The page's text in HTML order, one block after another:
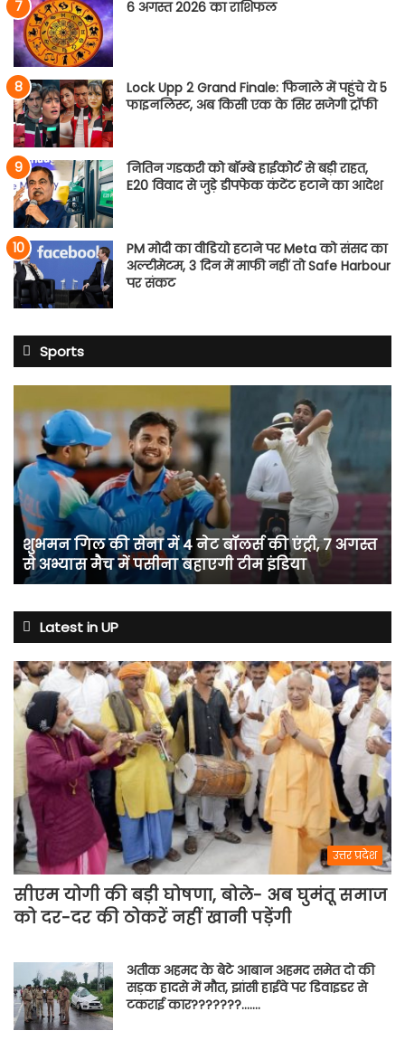
6 अगस्त 2026 का राशिफल
Lock Upp 2 Grand Finale: फिनाले में पहुंचे ये 5
फाइनलिस्ट, अब किसी एक के सिर सजेगी ट्रॉफी
नितिन गडकरी को बॉम्बे हाईकोर्ट से बड़ी राहत,
E20 विवाद से जुड़े डीपफेक कंटेंट हटाने का आदेश
PM मोदी का वीडियो हटाने पर Meta को संसद का
अल्टीमेटम, 3 दिन में माफी नहीं तो Safe Harbour
पर संकट
Sports
गिल
की
में
4
नेट
बॉलर्स
की
एंट्री,
7
अभ्यास
मैच
में
पसीना
बहाएगी
टीम
इंडिया
शुभमन गिल की सेना में 4 नेट बॉलर्स की एंट्री, 7 अगस्त
से अभ्यास मैच में पसीना बहाएगी टीम इंडिया
Latest in UP
उत्तर प्रदेश
सीएम योगी की बड़ी घोषणा, बोले- अब घुमंतू समाज
को दर-दर की ठोकरें नहीं खानी पड़ेंगी
अतीक अहमद के बेटे आबान अहमद समेत दो की
सड़क हादसे में मौत, झांसी हाईवे पर डिवाइडर से
टकराई कार???????…….